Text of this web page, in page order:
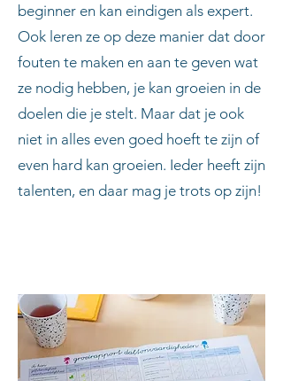
beginner en kan eindigen als expert.
Ook leren ze op deze manier dat door
fouten te maken en aan te geven wat
ze nodig hebben, je kan groeien in de
doelen die je stelt. Maar dat je ook
niet in alles even goed hoeft te zijn of
even hard kan groeien. Ieder heeft zijn
talenten, en daar mag je trots op zijn!